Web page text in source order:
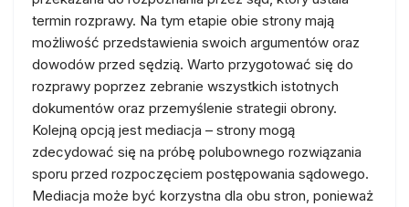
termin rozprawy. Na tym etapie obie strony mają
możliwość przedstawienia swoich argumentów oraz
dowodów przed sędzią. Warto przygotować się do
rozprawy poprzez zebranie wszystkich istotnych
dokumentów oraz przemyślenie strategii obrony.
Kolejną opcją jest mediacja – strony mogą
zdecydować się na próbę polubownego rozwiązania
sporu przed rozpoczęciem postępowania sądowego.
Mediacja może być korzystna dla obu stron, ponieważ